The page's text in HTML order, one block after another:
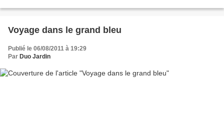
Voyage dans le grand bleu
Publié le 06/08/2011 à 19:29
Par Duo Jardin